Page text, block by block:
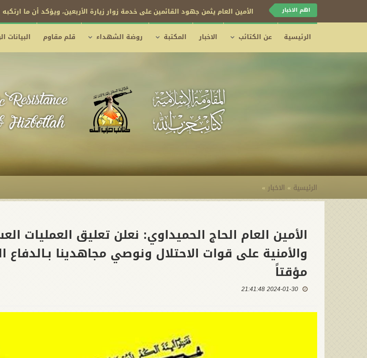
اهم الاخبار الأمين العام يثمن جهود القائمين على خدمة زوار زيارة الأربعين، ويؤكد أن ما
الرئيسية عن الكتائب الاخبار المكتبة روضة الشهداء قلم مقاوم البيانات
الرئيسية » الاخبار »
الأمين العام الحاج الحميداوي: نعلن تعليق العمليات
والأمنية على قوات الاحتلال ونوصي مجاهدينا بـالدفاع
مؤقتاً
2024-01-30 21:41:48